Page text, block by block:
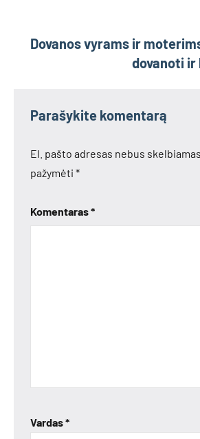
Dovanos vyrams ir
dovanoti ir
Parašykite komentarą
El. pašto adresas nebus skelbiamas.
pažymėti *
Komentaras*
Vardas*